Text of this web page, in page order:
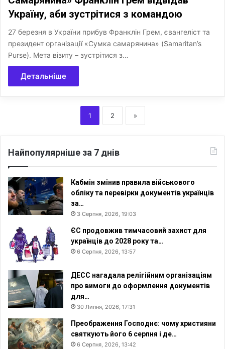
Україну, аби зустрітися з командою
27 березня в України прибув Франклін Грем, євангеліст та
президент організації «Сумка самарянина» (Samaritan’s
Purse). Мета візиту – зустрітися з…
Детальніше
1 2 »
Найпопулярніше за 7 днів
Кабмін змінив правила військового
обліку та перевірки документів українців
за…
3 Серпня, 2026, 19:03
ЄС продовжив тимчасовий захист для
українців до 2028 року та…
6 Серпня, 2026, 13:57
ДЕСС нагадала релігійним організаціям
про вимоги до оформлення документів
для…
30 Липня, 2026, 17:31
Преображення Господнє: чому християни
святкують його 6 серпня і де…
6 Серпня, 2026, 13:42